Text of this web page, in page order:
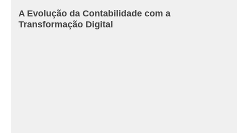
A Evolução da Contabilidade com a
Transformação Digital